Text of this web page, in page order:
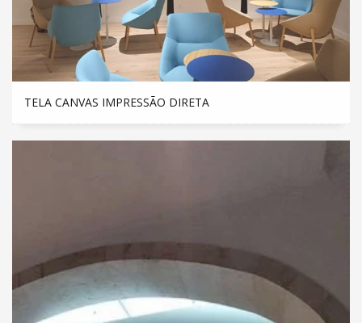
TELA CANVAS IMPRESSÃO DIRETA